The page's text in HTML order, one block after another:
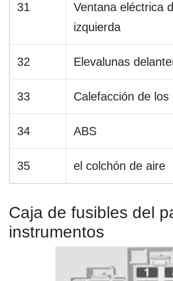
31
Ventana eléctrica
izquierda
32 Elevalunas
33 Calefacción de los
34 ABS
35 el colchón de aire
Caja de fusibles del
instrumentos